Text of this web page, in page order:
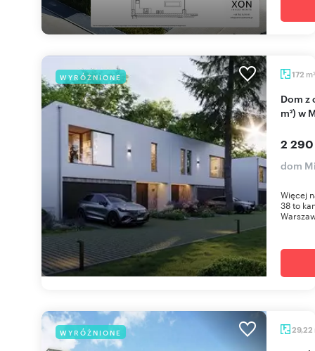
WYRÓŻNIONE 172 m2
Dom z ogrodem, garaż, energooszczędny (172
m²) w
2
dom
Więcej
38 to
WYRÓŻNIONE 29,22